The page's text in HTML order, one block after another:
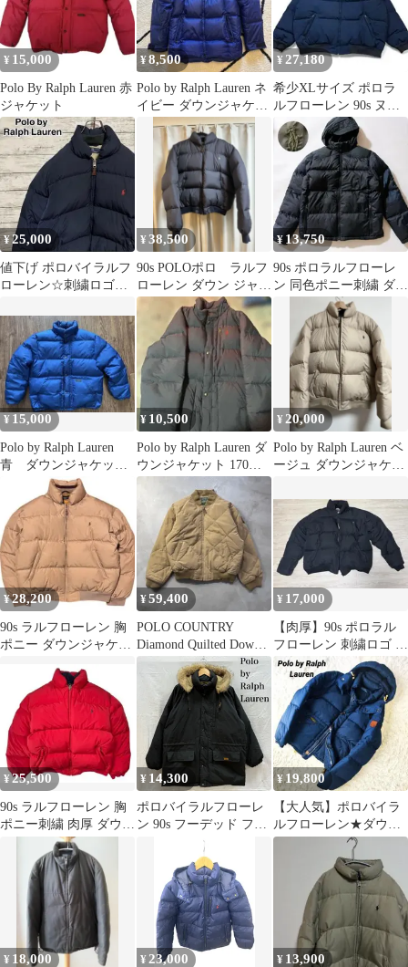
¥ 15,000
Polo By Ralph Lauren 赤
ジャケット
¥8,500
Polo by Ralph Lauren ネ
イビー ダウンジャケッ
ト L
¥ 27,180
希少XLサイズ ポロラ
ルフローレン 90s ヌプ
シ ダウンジャケット ネ
イビー
¥25,000
値下げ ポロバイラルフ
ローレン☆刺繍ロゴ即
ケット.
¥38,500
90s POLOポロ ラルフ
ローレン ダウン ジャケ
ット M ネイビー 胸ロ
¥ 13,750
90s ポロラルフローレ
ン 同色ポニー刺繍 ダウ
ンジャケット 2way ネ
イビー
¥ 15,000
Polo by Ralph Lauren
青 ダウンジャケッ
ト ラルフローレン
¥ 10,500
Polo by Ralph Lauren ダ
ウンジャケット 170サ
イズ
¥ 20,000
Polo by Ralph Lauren ベ
ージュ ダウンジャケッ
¥28,200
90s ラルフローレン 胸
ポニー ダウンジャケッ
¥59,400
POLO COUNTRY
Diamond Quilted Down
Jacket
¥ 17,000
【肉厚】90s ポロラル
フローレン 刺繍ロゴ ヌ
プシ型 ダウンジャケッ
¥25,500
90s ラルフローレン 胸
ポニー刺繍 肉厚 ダウン
ジャケット 赤 L
¥ 14,300
ポロバイラルフローレ
ン 90s フーデッド ファ
ー ダウン ジャケット
2WAY 着脱フード スタ
ンドカラー オールド ヴ
ィンテージ メンズ M
ISItems【USED】【古
着】【中古】50161678
¥19,800
【大人気】ポロバイラ
ルフローレン★ダウン
ジャケット ネイビー S
¥ 18,000 ¥ 23,000 ¥ 13,900